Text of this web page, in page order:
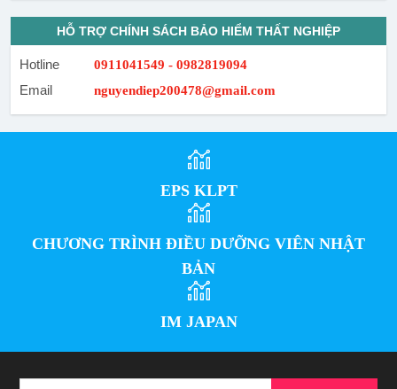
HỖ TRỢ CHÍNH SÁCH BẢO HIỂM THẤT NGHIỆP
Hotline 0911041549 - 0982819094
Email nguyendiep200478@gmail.com
EPS KLPT
CHƯƠNG TRÌNH ĐIỀU DƯỠNG VIÊN NHẬT
BẢN
IM JAPAN